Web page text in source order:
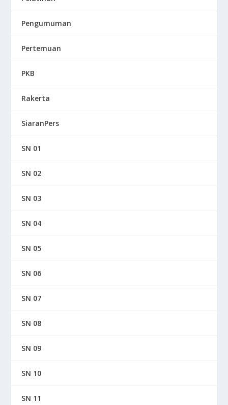
Pengumuman
Pertemuan
PKB
Rakerta
SiaranPers
SN 01
SN 02
SN 03
SN 04
SN 05
SN 06
SN 07
SN 08
SN 09
SN 10
SN 11